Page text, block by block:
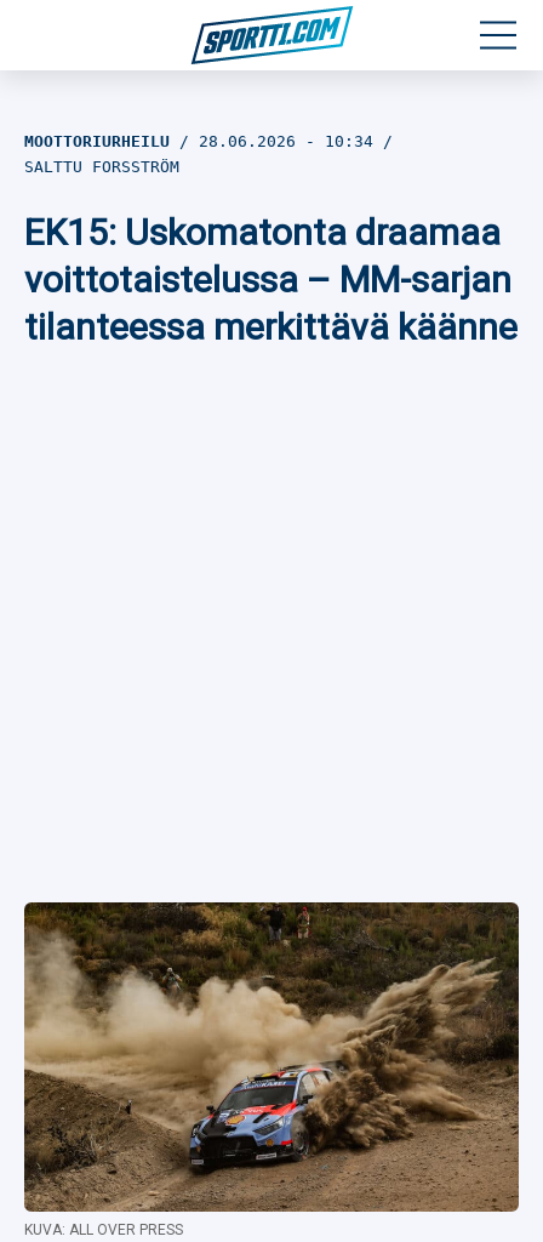
Jalkapallo
Yleisurheilu
MOOTTORIURHEILU 28.06.2026 - 10:34
SALTTU FORSSTRÖM
EK15: Uskomatonta draamaa
voittotaistelussa – MM-sarjan
tilanteessa merkittävä käänne
KUVA: ALL OVER PRESS